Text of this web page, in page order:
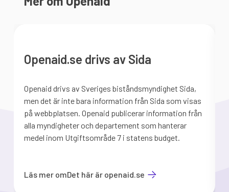
Openaid.se drivs av Sida
Openaid drivs av Sveriges biståndsmyndighet Sida,
men det är inte bara information från Sida som visas
på webbplatsen. Openaid publicerar information från
alla myndigheter och departement som hanterar
medel inom Utgiftsområde 7 i statens budget.
Läs mer omDet här är openaid.se